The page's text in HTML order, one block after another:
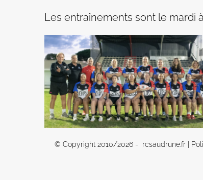
Les entraînements sont le mardi
© Copyright 2010/2026 - rcsaudrune.fr |